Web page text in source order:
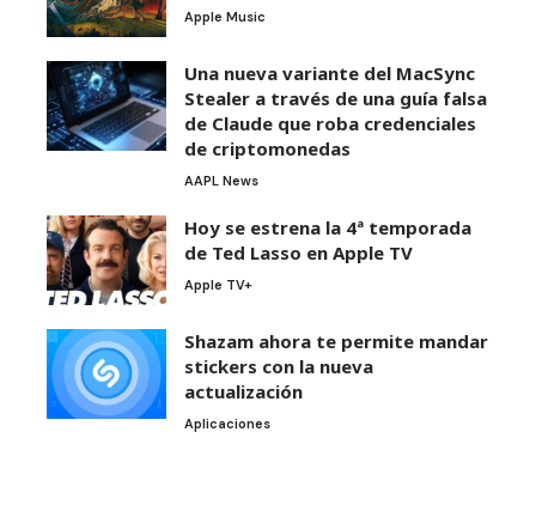
Apple Music
Una nueva variante del MacSync
Stealer a través de una guía falsa
de Claude que roba credenciales
de criptomonedas
AAPL News
Hoy se estrena la 4ª temporada
de Ted Lasso en Apple TV
Apple TV+
Shazam ahora te permite mandar
stickers con la nueva
actualización
Aplicaciones